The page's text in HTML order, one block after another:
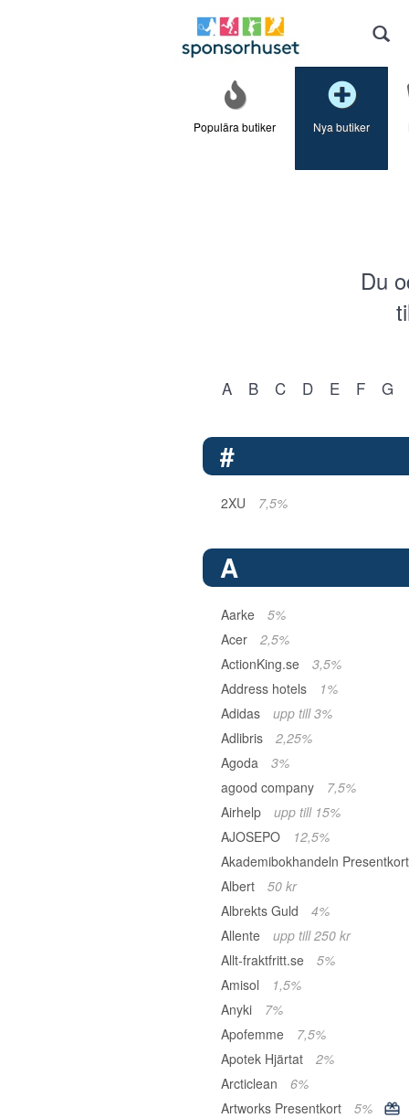
Populära butiker Nya butiker
Du
A B C D E F G
#
2XU 7,5%
A
Aarke
5%
Acer
2,5%
ActionKing.se
3,5%
Address hotels
1%
Adidas
upp till 3%
Adlibris
2,25%
Agoda
3%
agood company
7,5%
Airhelp
upp till 15%
AJOSEPO
12,5%
Akademibokhandeln
Albert
50 kr
Albrekts Guld
4%
Allente
upp till 250 kr
Allt-fraktfritt.se
5%
Amisol
1,5%
Anyki
7%
Apofemme
7,5%
Apotek Hjärtat
2%
Arcticlean
6%
Artworks Presentkort
5%